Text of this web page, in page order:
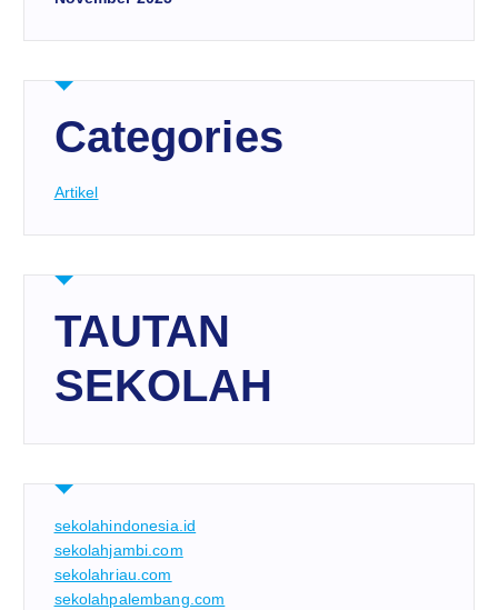
Categories
Artikel
TAUTAN
SEKOLAH
sekolahindonesia.id
sekolahjambi.com
sekolahriau.com
sekolahpalembang.com